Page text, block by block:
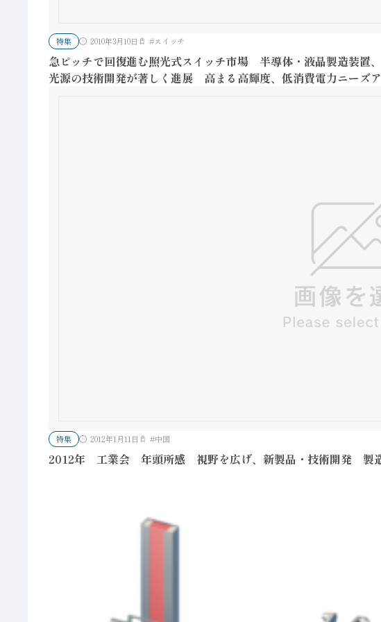
特集 2010年3月10日 #スイッチ
急ピッチで回復進む照光式スイッチ市場 半導体・液晶製造装
光源の技術開発が著しく進展 高まる高輝度、低消費電力ニーズ
特集 2012年1月11日 #中国
2012年 工業会 年頭所感 視野を広げ、新製品・技術開発 製